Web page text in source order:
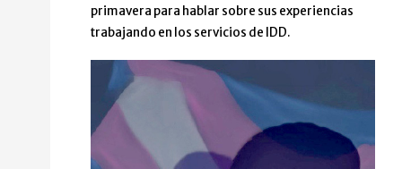
primavera para hablar sobre sus experiencias
trabajando en los servicios de IDD.